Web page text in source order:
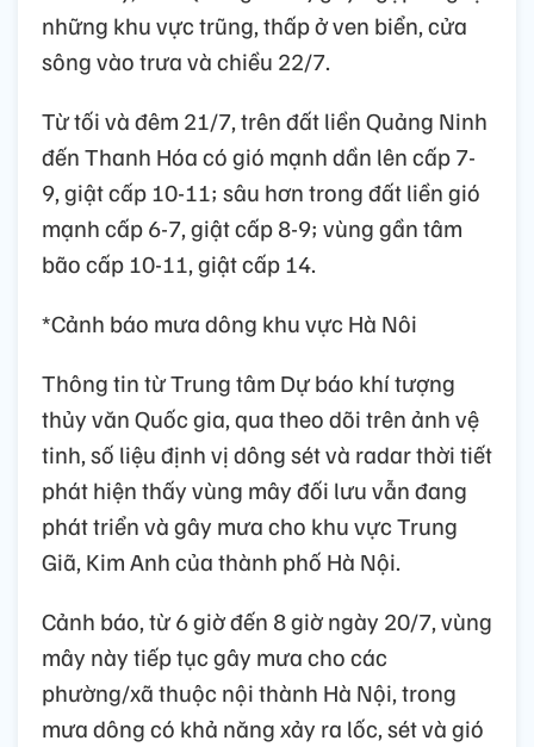
những khu vực trũng, thấp ở ven biển, cửa
sông vào trưa và chiều 22/7.
Từ tối và đêm 21/7, trên đất liền Quảng Ninh
đến Thanh Hóa có gió mạnh dần lên cấp 7-
9, giật cấp 10-11; sâu hơn trong đất liền gió
mạnh cấp 6-7, giật cấp 8-9; vùng gần tâm
bão cấp 10-11, giật cấp 14.
*Cảnh báo mưa dông khu vực Hà Nôi
Thông tin từ Trung tâm Dự báo khí tượng
thủy văn Quốc gia, qua theo dõi trên ảnh vệ
tinh, số liệu định vị dông sét và radar thời tiết
phát hiện thấy vùng mây đối lưu vẫn đang
phát triển và gây mưa cho khu vực Trung
Giã, Kim Anh của thành phố Hà Nội.
Cảnh báo, từ 6 giờ đến 8 giờ ngày 20/7, vùng
mây này tiếp tục gây mưa cho các
phường/xã thuộc nội thành Hà Nội, trong
mưa dông có khả năng xảy ra lốc, sét và gió